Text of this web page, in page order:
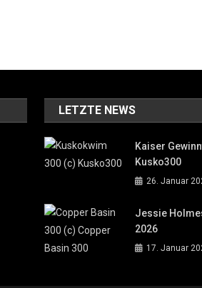
LETZTE NEWS
Kaiser
Kusko300
26. Januar
Jessie
2026
17. Januar